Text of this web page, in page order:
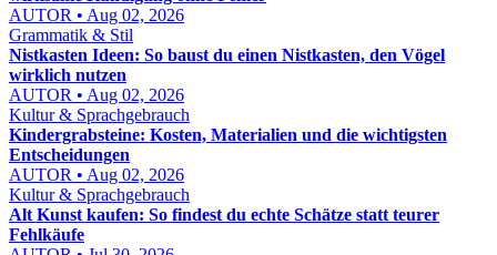
AUTOR • Aug 02, 2026
Grammatik & Stil
Nistkasten Ideen: So baust du einen Nistkasten, den Vögel
wirklich nutzen
AUTOR • Aug 02, 2026
Kultur & Sprachgebrauch
Kindergrabsteine: Kosten, Materialien und die wichtigsten
Entscheidungen
AUTOR • Aug 02, 2026
Kultur & Sprachgebrauch
Alt Kunst kaufen: So findest du echte Schätze statt teurer
Fehlkäufe